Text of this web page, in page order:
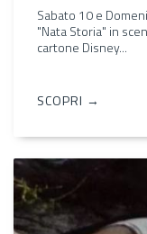
Sabato 10 e
"Nata Storia" in
cartone Disney...
SCOPRI →